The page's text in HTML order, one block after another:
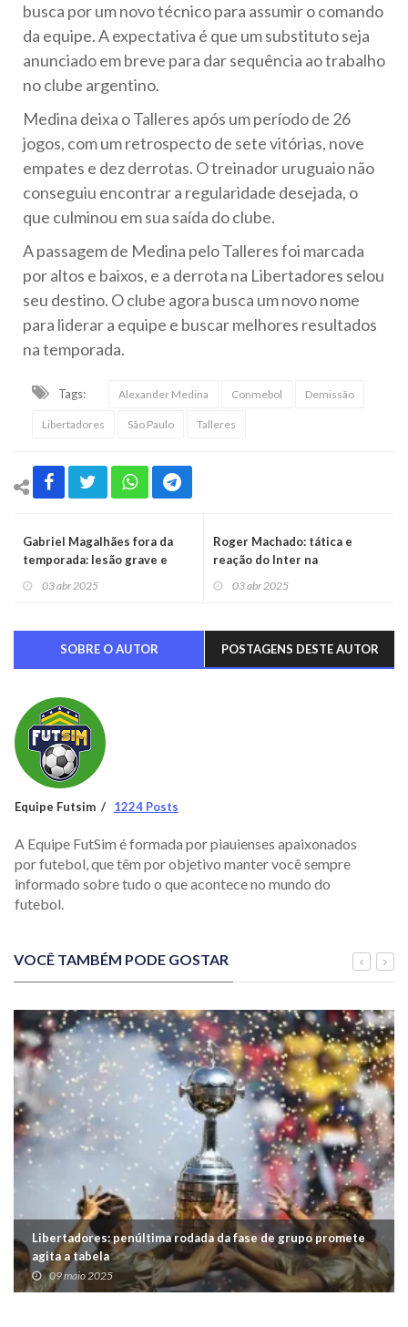
busca por um novo técnico para assumir o comando
da equipe. A expectativa é que um substituto seja
anunciado em breve para dar sequência ao trabalho
no clube argentino.
Medina deixa o Talleres após um período de 26
jogos, com um retrospecto de sete vitórias, nove
empates e dez derrotas. O treinador uruguaio não
conseguiu encontrar a regularidade desejada, o
que culminou em sua saída do clube.
A passagem de Medina pelo Talleres foi marcada
por altos e baixos, e a derrota na Libertadores selou
seu destino. O clube agora busca um novo nome
para liderar a equipe e buscar melhores resultados
na temporada.
Tags: Alexander Medina Conmebol Demissão
Libertadores São Paulo Talleres
Gabriel Magalhães fora da
temporada: lesão grave e
03 abr 2025
Roger Machado: tática e
reação do Inter na
03 abr 2025
SOBRE O AUTOR POSTAGENS DESTE AUTOR
Equipe Futsim 1224 Posts
A Equipe FutSim é formada por piauienses apaixonados
por futebol, que têm por objetivo manter você sempre
informado sobre tudo o que acontece no mundo do
futebol.
VOCÊ TAMBÉM PODE GOSTAR
Libertadores: penúltima rodada da fase de grupo promete
agita a tabela
09 maio 2025